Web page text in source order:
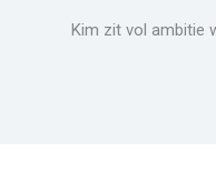
Kim zit vol ambitie